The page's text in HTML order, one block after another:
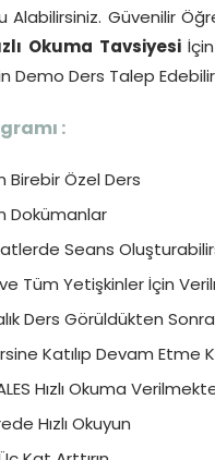
Alabilirsiniz. Güvenilir
Okuma Tavsiyesiİçin
Demo Ders Talep
:
Özel Ders
Dokümanlar
Seans
Tüm Yetişkinler İçin
Ders Görüldükten
Katılıp Devam Etme
Hızlı Okuma
Hızlı Okuyun